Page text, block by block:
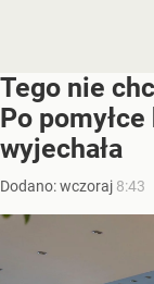
Tego nie
Po
wyjechała
Dodano:wczoraj 8:43